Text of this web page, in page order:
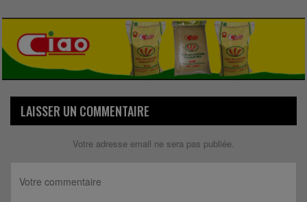
LAISSER UN COMMENTAIRE
Votre adresse email ne sera pas publiée.